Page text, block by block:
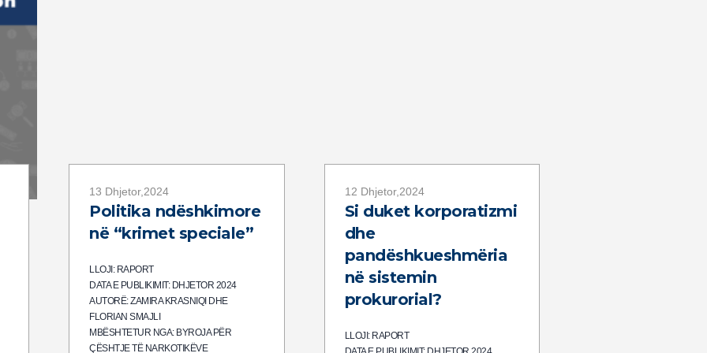
13 Dhjetor,2024
Politika ndëshkimore
në “krimet speciale”
LLOJI: RAPORT
DATA E PUBLIKIMIT: DHJETOR 2024
AUTORË: ZAMIRA KRASNIQI DHE
FLORIAN SMAJLI
MBËSHTETUR NGA: BYROJA PËR
ÇËSHTJE TË NARKOTIKËVE
12 Dhjetor,2024
Si duket korporatizmi
dhe
pandëshkueshmëria
në sistemin
prokurorial?
LLOJI: RAPORT